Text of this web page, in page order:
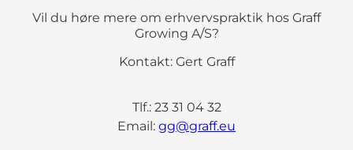
Vil du høre mere om erhvervspraktik hos Graff
Growing A/S?
Kontakt: Gert Graff
Tlf.: 23 31 04 32
Email: gg@graff.eu